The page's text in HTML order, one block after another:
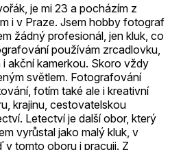
je mi 23 a pocházím z
i v Praze. Jsem hobby fotograf
žádný profesionál, jen kluk, co
používám zrcadlovku,
akční kamerkou. Skoro vždy
světlem. Fotografování
fotím také ale i kreativní
krajinu, cestovatelskou
Letectví je další obor, který
vyrůstal jako malý kluk, v
v tomto oboru i pracuji. Z